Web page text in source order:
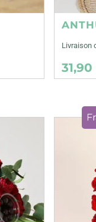
Livraison